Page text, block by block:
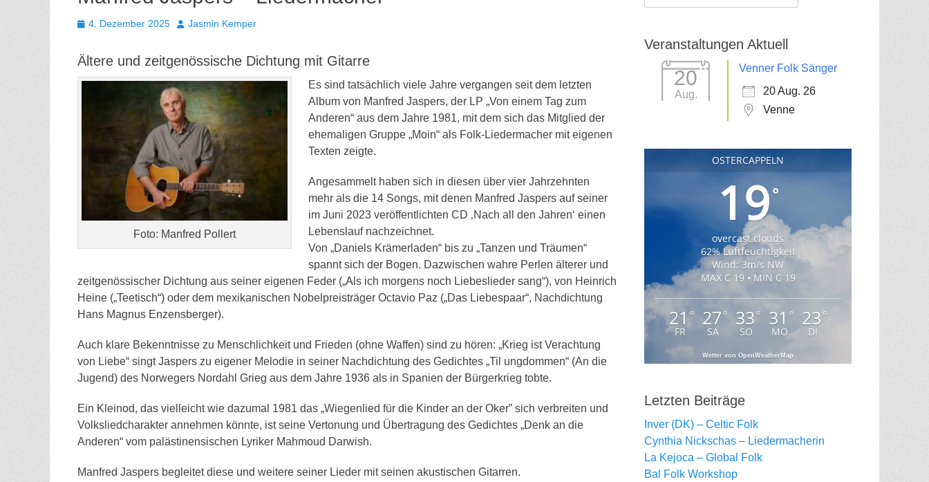
Gepostet
4. Dezember 2025 AutorJasmin Kemper
Ältere und zeitgenössische Dichtung mit Gitarre
Foto: Manfred Pollert
Es sind tatsächlich viele Jahre vergangen seit dem letzten
Album von Manfred Jaspers, der LP „Von einem Tag zum
Anderen“ aus dem Jahre 1981, mit dem sich das Mitglied der
ehemaligen Gruppe „Moin“ als Folk-Liedermacher mit eigenen
Texten zeigte.
Angesammelt haben sich in diesen über vier Jahrzehnten
mehr als die 14 Songs, mit denen Manfred Jaspers auf seiner
im Juni 2023 veröffentlichten CD ‚Nach all den Jahren‘ einen
Lebenslauf nachzeichnet.
Von „Daniels Krämerladen“ bis zu „Tanzen und Träumen“
spannt sich der Bogen. Dazwischen wahre Perlen älterer und
zeitgenössischer Dichtung aus seiner eigenen Feder („Als ich morgens noch Liebeslieder sang“), von Heinrich
Heine („Teetisch“) oder dem mexikanischen Nobelpreisträger Octavio Paz („Das Liebespaar“, Nachdichtung
Hans Magnus Enzensberger).
Auch klare Bekenntnisse zu Menschlichkeit und Frieden (ohne Waffen) sind zu hören: „Krieg ist Verachtung
von Liebe“ singt Jaspers zu eigener Melodie in seiner Nachdichtung des Gedichtes „Til ungdommen“ (An die
Jugend) des Norwegers Nordahl Grieg aus dem Jahre 1936 als in Spanien der Bürgerkrieg tobte.
Ein Kleinod, das vielleicht wie dazumal 1981 das „Wiegenlied für die Kinder an der Oker” sich verbreiten und
Volksliedcharakter annehmen könnte, ist seine Vertonung und Übertragung des Gedichtes „Denk an die
Anderen“ vom palästinensischen Lyriker Mahmoud Darwish.
Manfred Jaspers begleitet diese und weitere seiner Lieder mit seinen akustischen Gitarren.
für:
Veranstaltungen Aktuell
20
Aug.
Venner Folk Sänger
20 Aug. 26
Venne
OSTERCAPPELN
19°
overcast clouds
62% Luftfeuchtigkeit
Wind: 3m/s NW
MAX C 19 • MIN C 19
21°
FR
27 °
SA
33 °
SO
31 °
MO
23 °
DI
Wetter von OpenWeatherMap
Letzten Beiträge
Inver (DK) – Celtic Folk
Cynthia Nickschas – Liedermacherin
La Kejoca – Global Folk
Bal Folk Workshop